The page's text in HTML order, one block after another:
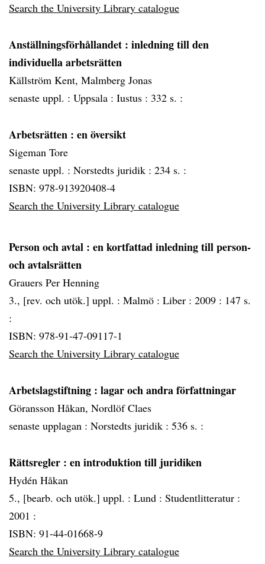
Search the University Library catalogue
Anställningsförhållandet : inledning till den
individuella arbetsrätten
Källström Kent, Malmberg Jonas
senaste uppl. : Uppsala : Iustus : 332 s. :
Arbetsrätten : en översikt
Sigeman Tore
senaste uppl. : Norstedts juridik : 234 s. :
ISBN: 978-913920408-4
Search the University Library catalogue
Person och avtal : en kortfattad inledning till person-
och avtalsrätten
Grauers Per Henning
3., [rev. och utök.] uppl. : Malmö : Liber : 2009 : 147 s.
:
ISBN: 978-91-47-09117-1
Search the University Library catalogue
Arbetslagstiftning : lagar och andra författningar
Göransson Håkan, Nordlöf Claes
senaste upplagan : Norstedts juridik : 536 s. :
Rättsregler : en introduktion till juridiken
Hydén Håkan
5., [bearb. och utök.] uppl. : Lund : Studentlitteratur :
2001 :
ISBN: 91-44-01668-9
Search the University Library catalogue